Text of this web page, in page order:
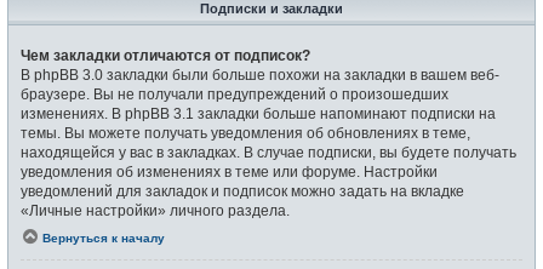
Подписки и закладки
Чем закладки отличаются от подписок?
В phpBB 3.0 закладки были больше похожи на закладки в вашем веб-
браузере. Вы не получали предупреждений о произошедших
изменениях. В phpBB 3.1 закладки больше напоминают подписки на
темы. Вы можете получать уведомления об обновлениях в теме,
находящейся у вас в закладках. В случае подписки, вы будете получать
уведомления об изменениях в теме или форуме. Настройки
уведомлений для закладок и подписок можно задать на вкладке
«Личные настройки» личного раздела.
Вернуться к началу